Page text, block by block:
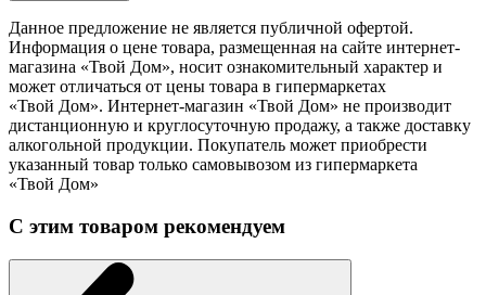
Данное предложение не является публичной офертой.
Информация о цене товара, размещенная на сайте интернет-
магазина «Твой Дом», носит ознакомительный характер и
может отличаться от цены товара в гипермаркетах
«Твой Дом». Интернет-магазин «Твой Дом» не производит
дистанционную и круглосуточную продажу, а также доставку
алкогольной продукции. Покупатель может приобрести
указанный товар только самовывозом из гипермаркета
«Твой Дом»
С этим товаром рекомендуем